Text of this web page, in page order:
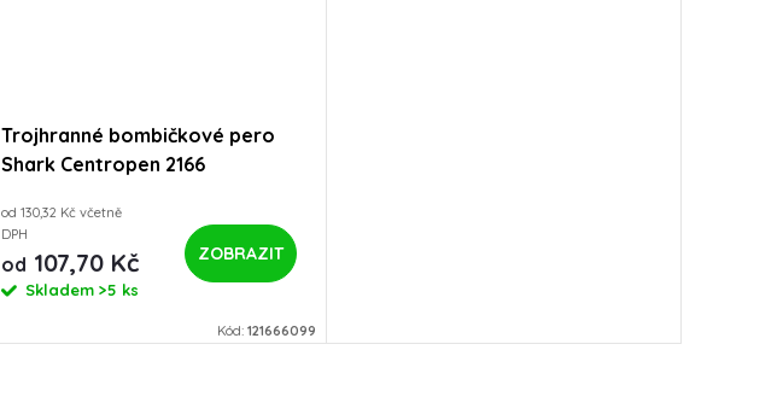
Trojhranné bombičkové pero
Shark Centropen 2166
od 130,32 Kč včetně
DPH
od 107,70 Kč
Skladem >5 ks
ZOBRAZIT
Kód: 121666099